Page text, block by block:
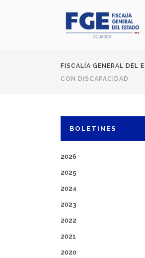
FISCALÍA GENERAL DEL
CON DISCAPACIDAD
BOLETINES
2026
2025
2024
2023
2022
2021
2020